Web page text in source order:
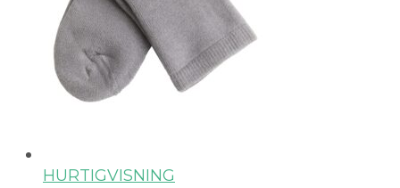
HURTIGVISNING